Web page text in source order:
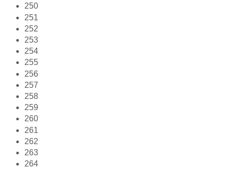
250
251
252
253
254
255
256
257
258
259
260
261
262
263
264